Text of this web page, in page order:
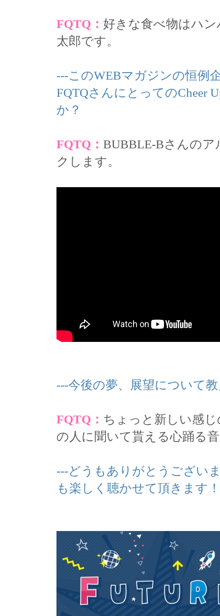
FQTQ： 好きな食べ物はハ
太郎です。
---このWEBマガジンの恒例
FQTQさんにとってのCheer
か？
FQTQ： BUBBLE-Bさんの
クします。
---今後の夢、展望について
FQTQ： ちょっと新しい感
の人に聞いて貰える心踊る
---どうもありがとうござい
も楽しく聴かせて頂きます！